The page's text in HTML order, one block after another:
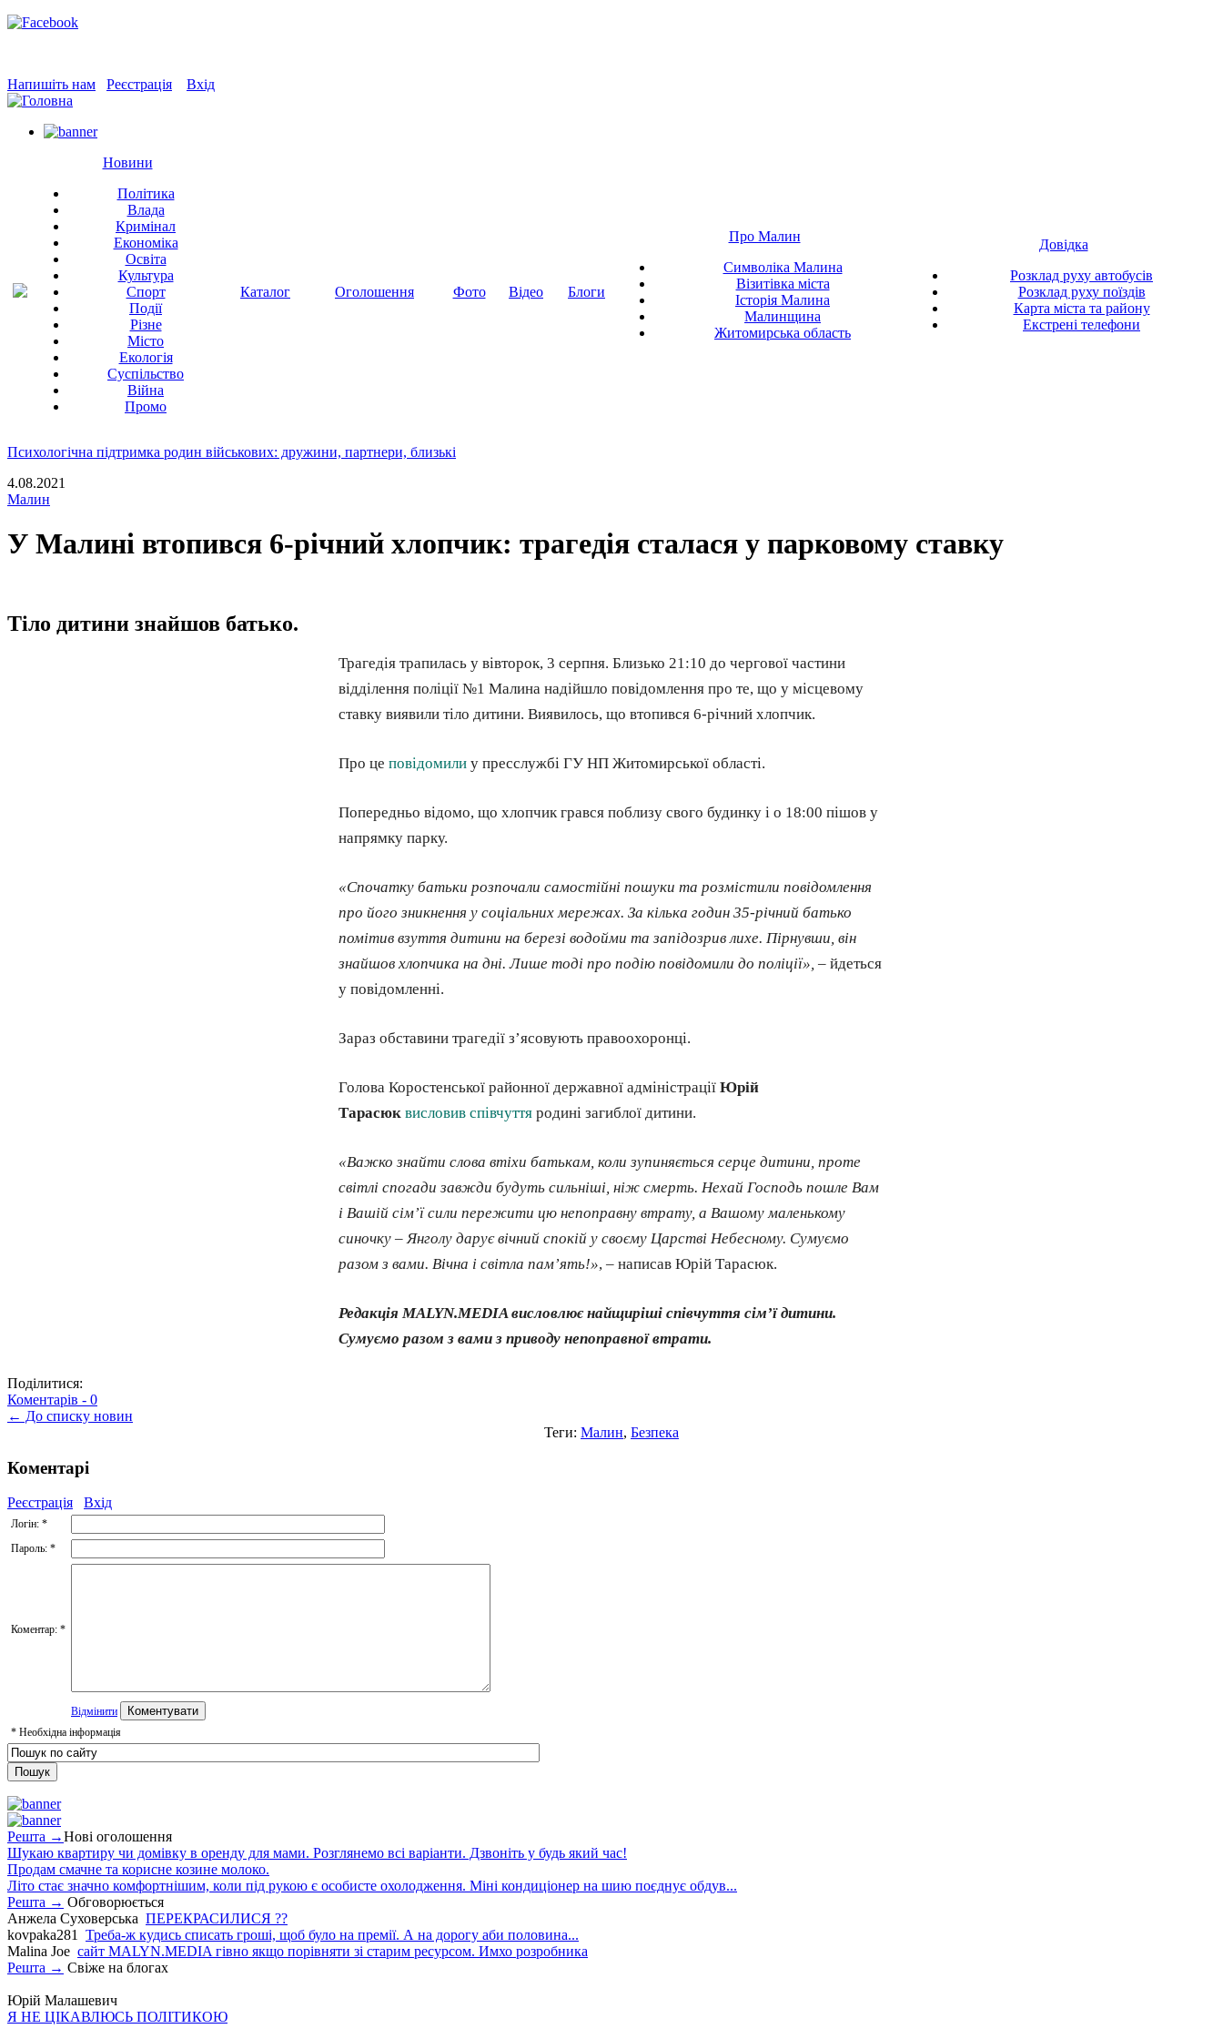
Напишіть нам Реєстрація Вхід
Новини
Політика
Влада
Кримінал
Економіка
Освіта
Культура
Спорт
Події
Різне
Місто
Екологія
Суспільство
Війна
Промо
Каталог Оголошення Фото Відео Блоги
Про Малин
Символіка Малина
Візитівка міста
Історія Малина
Малинщина
Житомирська область
Довідка
Розклад руху автобусів
Розклад руху поїздів
Карта міста та району
Екстрені телефони
Психологічна підтримка родин військових: дружини, партнери, близькі
4.08.2021
Малин
У Малині втопився 6-річний хлопчик: трагедія сталася у парковому ставку
Тіло дитини знайшов батько.
Трагедія трапилась у вівторок, 3 серпня. Близько 21:10 до чергової частини
відділення поліції №1 Малина надійшло повідомлення про те, що у місцевому
ставку виявили тіло дитини. Виявилось, що втопився 6-річний хлопчик.
Про це повідомили у пресслужбі ГУ НП Житомирської області.
Попередньо відомо, що хлопчик грався поблизу свого будинку і о 18:00 пішов у
напрямку парку.
«Спочатку батьки розпочали самостійні пошуки та розмістили повідомлення
про його зникнення у соціальних мережах. За кілька годин 35-річний батько
помітив взуття дитини на березі водойми та запідозрив лихе. Пірнувши, він
знайшов хлопчика на дні. Лише тоді про подію повідомили до поліції», – йдеться
у повідомленні.
Зараз обставини трагедії з’ясовують правоохоронці.
Голова Коростенської районної державної адміністрації Юрій
Тарасюк висловив співчуття родині загиблої дитини.
«Важко знайти слова втіхи батькам, коли зупиняється серце дитини, проте
світлі спогади завжди будуть сильніші, ніж смерть. Нехай Господь пошле Вам
і Вашій сім’ї сили пережити цю непоправну втрату, а Вашому маленькому
синочку – Янголу дарує вічний спокій у своєму Царстві Небесному. Сумуємо
разом з вами. Вічна і світла пам’ять!», – написав Юрій Тарасюк.
Редакція MALYN.MEDIA висловлює найщиріші співчуття сім’ї дитини.
Сумуємо разом з вами з приводу непоправної втрати.
Поділитися:
Коментарів - 0
← До списку новин
Теги: Малин, Безпека
Коментарі
Реєстрація Вхід
Логін: *
Пароль: *
Коментар: *
Відмінити
* Необхідна інформація
Решта →Нові оголошення
Шукаю квартиру чи домівку в оренду для мами. Розглянемо всі варіанти. Дзвоніть у будь який час!
Продам смачне та корисне козине молоко.
Літо стає значно комфортнішим, коли під рукою є особисте охолодження. Міні кондиціонер на шию поєднує обдув...
Решта → Обговорюється
Анжела Суховерська ПЕРЕКРАСИЛИСЯ ??
kovpaka281
Треба-ж кудись списать гроші, щоб було на премії. А на дорогу аби половина...
Malina Joe сайт MALYN.MEDIA гiвно якщо порiвняти зi старим ресурсом. Имхо розробника
Решта → Свіже на блогах
Юрій Малашевич
Я НЕ ЦІКАВЛЮСЬ ПОЛІТИКОЮ